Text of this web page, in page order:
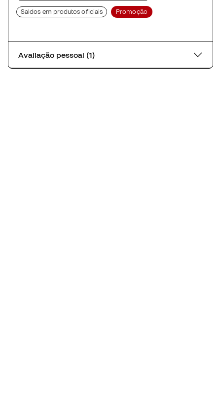
Saldos em produtos oficiais Promoção
Avaliação pessoal (1)